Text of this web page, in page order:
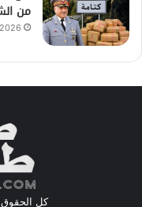
من
كل